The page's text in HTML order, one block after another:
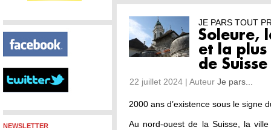
NEWSLETTER
JE PARS TOUT
Soleure,
et la
de Suisse
22 juillet 2024 | Auteur Je pars...
2000 ans d’existence sous le signe
Au nord-ouest de la Suisse, la